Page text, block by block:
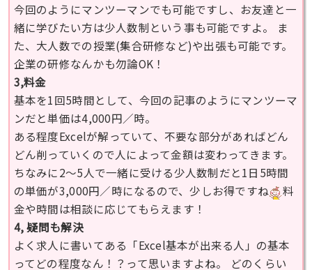
今回のようにマンツーマンでも可能ですし、お友達と一
緒に学びたい方は少人数制という事も可能ですよ。 ま
た、大人数での授業(集合研修など)や出張も可能です。
企業の研修なんかも勿論OK！
3,料金
基本を1回5時間として、今回の記事のようにマンツーマ
ンだと単価は4,000円／時。
ある程度Excelが解っていて、不要な部分があればどん
どん削っていくので人によって金額は変わってきます。
ちなみに2〜5人で一緒に受ける少人数制だと1日5時間
の単価が3,000円／時になるので、少しお得ですね
料
金や時間は相談に応じてもらえます！
4, 疑問も解決
よく求人に書いてある「Excel基本が出来る人」の基本
ってどの程度なん！？って思いますよね。 どのくらい